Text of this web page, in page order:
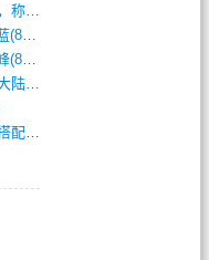
玛法勇士攻略秘笈：如何快速提升战力，称霸(717)
再燃蓝火，寻你破局——传奇1.76再燃蓝(893)
传奇1.80复古版本：玛法大陆的职业巅峰(873)
精品传奇如何快速提升战力，称霸玛法大陆？(392)
热血传奇私服顶级装备如何获取？装备搭配与(688)